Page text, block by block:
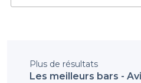
Plus de résultats
Les meilleurs bars -